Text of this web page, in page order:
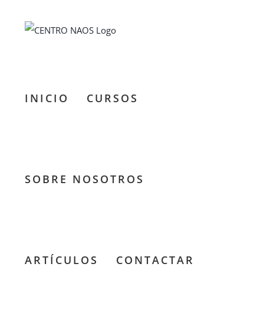
INICIO CURSOS
SOBRE NOSOTROS
ARTÍCULOS CONTACTAR